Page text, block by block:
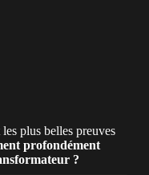
plus belles preuves
profondément
?